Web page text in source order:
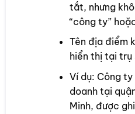
tắt, nhưng
“công ty”
Tên địa điểm
hiển thị tại trụ
Ví dụ: Công
doanh tại
Minh, được